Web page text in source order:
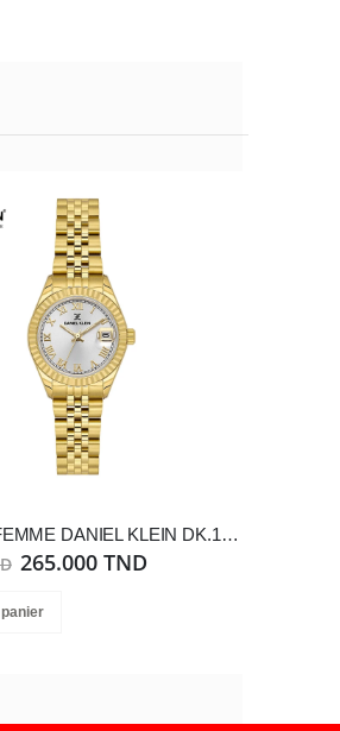
MONTRE FEMME DANIEL KLEIN DK.1.14097-2
265.000 TND